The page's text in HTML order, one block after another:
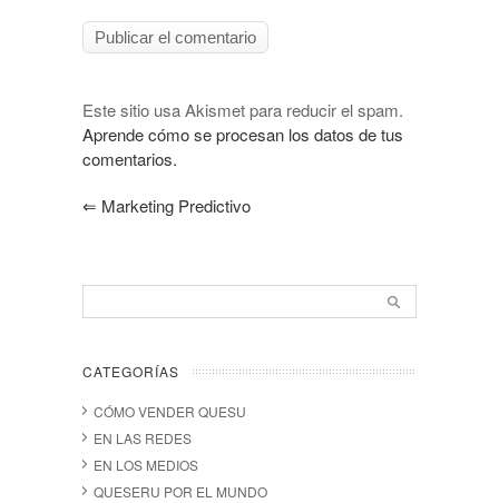
Este sitio usa Akismet para reducir el spam.
Aprende cómo se procesan los datos de tus
comentarios.
⇐ Marketing Predictivo
CATEGORÍAS
CÓMO VENDER QUESU
EN LAS REDES
EN LOS MEDIOS
QUESERU POR EL MUNDO